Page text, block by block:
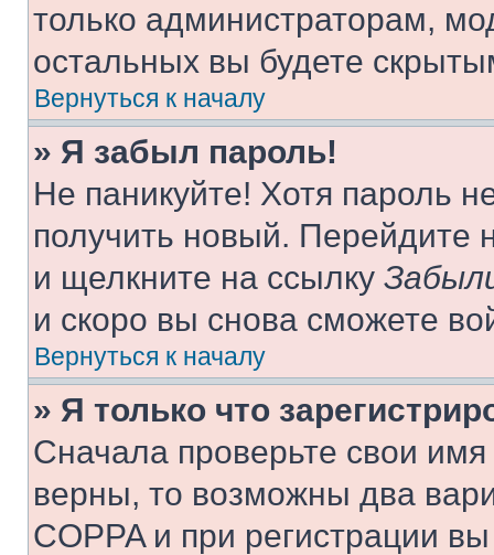
только администраторам,
остальных вы будете
Вернуться к началу
» Я забыл пароль!
Не паникуйте! Хотя пароль
получить новый. Перейдите
и щелкните на ссылку
и скоро вы снова сможете
Вернуться к началу
» Я только что
Сначала проверьте свои
верны, то возможны два
COPPA и при регистрации